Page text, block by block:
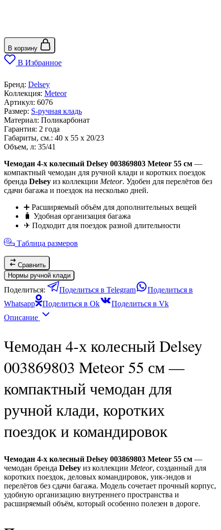
В корзину
В Избранное
Бренд: Delsey
Коллекция: Meteor
Артикул: 6076
Размер: S-ручная кладь
Материал: Поликарбонат
Гарантия: 2 года
Габариты, см.: 40 х 55 х 20/23
Объем, л: 35/41
Чемодан 4-х колесный Delsey 003869803 Meteor 55 см —
компактный чемодан для ручной клади и коротких поездок
бренда Delsey из коллекции Meteor. Удобен для перелётов без
сдачи багажа и поездок на несколько дней.
➕ Расширяемый объём для дополнительных вещей
🧳 Удобная организация багажа
✈ Подходит для поездок разной длительности
Таблица размеров
Сравнить
Нормы ручной клади
Поделиться: Поделиться в Telegram
Поделиться в
Whatsapp
Поделиться в Ok
Поделиться в Vk
Описание
Чемодан 4-х колесный Delsey
003869803 Meteor 55 см —
компактный чемодан для
ручной клади, коротких
поездок и командировок
Чемодан 4-х колесный Delsey 003869803 Meteor 55 см —
чемодан бренда Delsey из коллекции Meteor, созданный для
коротких поездок, деловых командировок, уик-эндов и
перелётов без сдачи багажа. Модель сочетает прочный корпус,
удобную организацию внутреннего пространства и
расширяемый объём, который особенно полезен в дороге.